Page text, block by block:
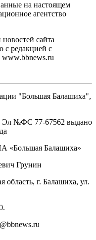
на настоящем
агентство
сайта
с редакцией с
www.bbnews.ru
"Большая Балашиха",
Эл №ФС ‎77-67562 выдано
«Большая Балашиха»
Грунин
область, г. Балашиха, ул.